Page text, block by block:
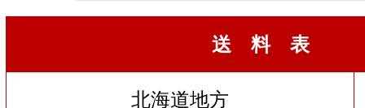
送 料 表
北海道地方